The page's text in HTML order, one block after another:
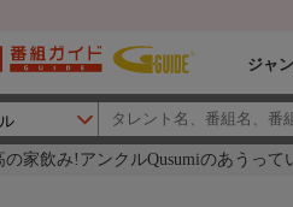
ジャ
の家飲み!アンクルQusumiのあうって